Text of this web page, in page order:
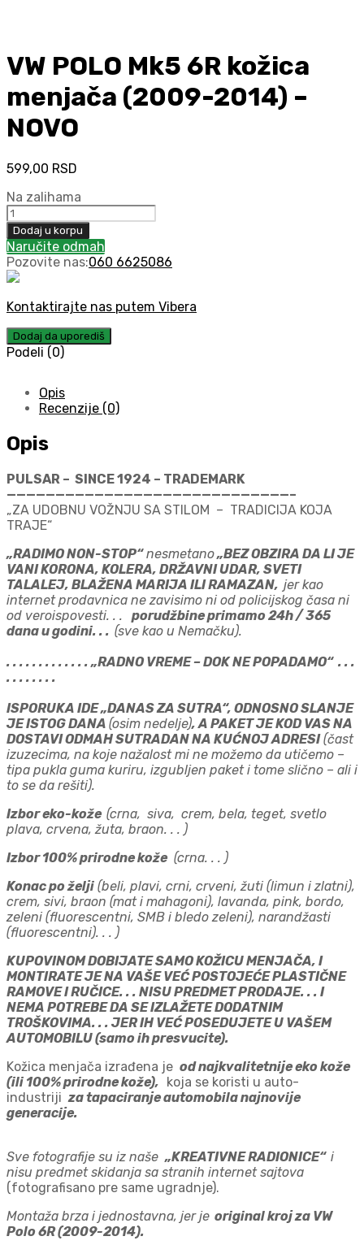
VW POLO Mk5 6R kožica
menjača (2009-2014) –
NOVO
599,00 RSD
Na zalihama
VW
POLO
Mk5
6R
kožica
(2009-
NOVO
Dodaj u korpu
Naručite odmah
Pozovite nas:060 6625086
Kontaktirajte nas putem Vibera
Dodaj da uporediš
Podeli (0)
Opis
Recenzije (0)
Opis
PULSAR – SINCE 1924 – TRADEMARK
—————————————————————————————–
„ZA UDOBNU VOŽNJU SA STILOM – TRADICIJA KOJA
TRAJE“
„RADIMO NON-STOP“nesmetano„BEZ OBZIRA DA LI JE
VANI KORONA, KOLERA, DRŽAVNI UDAR, SVETI
TALALEJ, BLAŽENA MARIJA ILI RAMAZAN, jer kao
internet prodavnica ne zavisimo ni od policijskog časa ni
od veroispovesti. . .
porudžbine primamo 24h / 365
dana u godini. . . (sve kao u Nemačku).
. . . . . . . . . . . . . „RADNO VREME – DOK NE POPADAMO“ . . .
. . . . . . . .
ISPORUKA IDE „DANAS ZA SUTRA“, ODNOSNO SLANJE
JE ISTOG DANA (osim nedelje), A PAKET JE KOD VAS NA
DOSTAVI ODMAH SUTRADAN NA KUĆNOJ ADRESI(čast
izuzecima, na koje nažalost mi ne možemo da utičemo –
tipa pukla guma kuriru, izgubljen paket i tome slično – ali i
to se da rešiti).
Izboreko-kože (crna, siva, crem, bela, teget, svetlo
plava, crvena, žuta, braon. . . )
Izbor 100% prirodne kože (crna. . . )
Konac po želji (beli, plavi, crni, crveni, žuti (limun i zlatni),
crem, sivi, braon (mat i mahagoni), lavanda, pink, bordo,
zeleni (fluorescentni, SMB i bledo zeleni), narandžasti
(fluorescentni). . . )
KUPOVINOM DOBIJATE SAMO KOŽICU MENJAČA, I
MONTIRATE JE NA VAŠE VEĆ POSTOJEĆE PLASTIČNE
RAMOVE I RUČICE. . . NISU PREDMET PRODAJE. . . I
NEMA POTREBE DA SE IZLAŽETE DODATNIM
TROŠKOVIMA. . . JER IH VEĆ POSEDUJETE U VAŠEM
AUTOMOBILU (samo ih presvucite).
Kožica menjača izrađena je od najkvalitetnije eko kože
(ili 100% prirodne kože), koja se koristi u auto-
industriji za tapaciranje automobila najnovije
generacije.
Sve fotografije su iz naše „KREATIVNE RADIONICE“ i
nisu predmet skidanja sa stranih internet sajtova
(fotografisano pre same ugradnje).
Montaža brza i jednostavna, jer je original kroj za VW
Polo 6R (2009-2014).